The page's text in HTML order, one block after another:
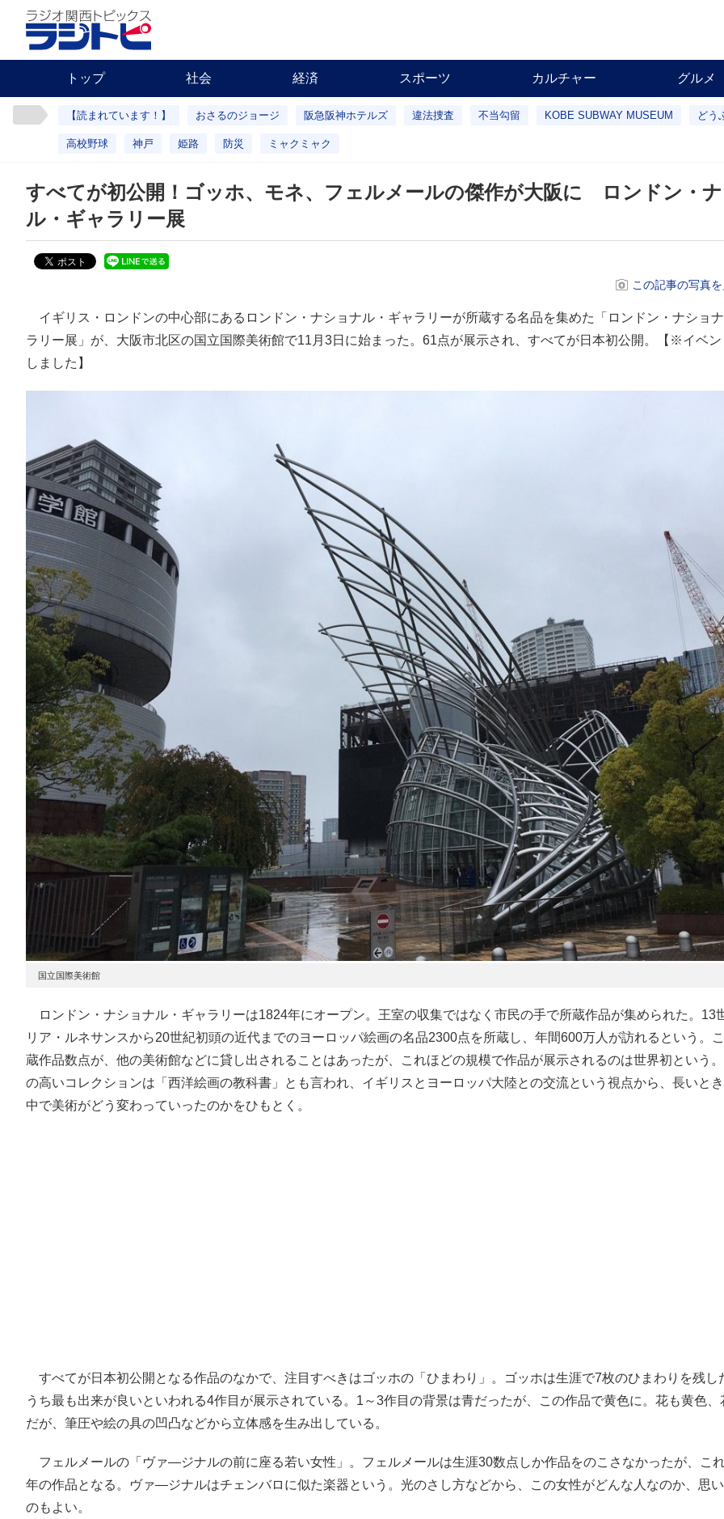
トップ 社会 経済 スポーツ カルチャー グルメ
【読まれています！】 おさるのジョージ 阪急阪神ホテルズ 違法捜査 不当勾留 KOBE SUBWAY MUSEUM どう
高校野球 神戸 姫路 防災 ミャクミャク
すべてが初公開！ゴッホ、モネ、フェルメールの傑作が大阪に ロンドン・
ル・ギャラリー展
この記事の写真
イギリス・ロンドンの中心部にあるロンドン・ナショナル・ギャラリーが所蔵する名品を集めた「ロンドン・ナショ
ラリー展」が、大阪市北区の国立国際美術館で11月3日に始まった。61点が展示され、すべてが日本初公開。【※イベ
しました】
国立国際美術館
ロンドン・ナショナル・ギャラリーは1824年にオープン。王室の収集ではなく市民の手で所蔵作品が集められた。13
リア・ルネサンスから20世紀初頭の近代までのヨーロッパ絵画の名品2300点を所蔵し、年間600万人が訪れるという。
蔵作品数点が、他の美術館などに貸し出されることはあったが、これほどの規模で作品が展示されるのは世界初という
の高いコレクションは「西洋絵画の教科書」とも言われ、イギリスとヨーロッパ大陸との交流という視点から、長いと
中で美術がどう変わっていったのかをひもとく。
すべてが日本初公開となる作品のなかで、注目すべきはゴッホの「ひまわり」。ゴッホは生涯で7枚のひまわりを残し
うち最も出来が良いといわれる4作目が展示されている。1～3作目の背景は青だったが、この作品で黄色に。花も黄色、
だが、筆圧や絵の具の凹凸などから立体感を生み出している。
フェルメールの「ヴァ―ジナルの前に座る若い女性」。フェルメールは生涯30数点しか作品をのこさなかったが、こ
年の作品となる。ヴァ―ジナルはチェンバロに似た楽器という。光のさし方などから、この女性がどんな人なのか、思
のもよい。